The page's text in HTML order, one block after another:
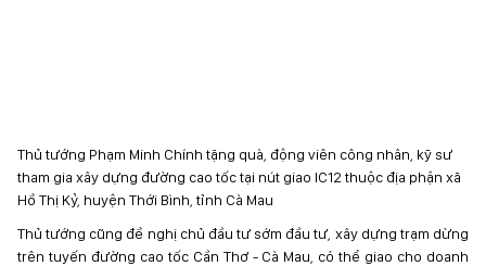
Thủ tướng Phạm Minh Chính tặng quà, động viên công nhân, kỹ sư
tham gia xây dựng đường cao tốc tại nút giao IC12 thuộc địa phận xã
Hồ Thị Kỷ, huyện Thới Bình, tỉnh Cà Mau
Thủ tướng cũng đề nghị chủ đầu tư sớm đầu tư, xây dựng trạm dừng
trên tuyến đường cao tốc Cần Thơ - Cà Mau, có thể giao cho doanh